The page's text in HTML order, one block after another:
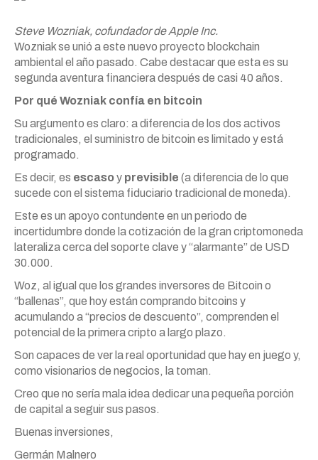
Steve Wozniak, cofundador de Apple Inc.
Wozniak se unió a este nuevo proyecto blockchain
ambiental el año pasado. Cabe destacar que esta es su
segunda aventura financiera después de casi 40 años.
Por qué Wozniak confía en bitcoin
Su argumento es claro: a diferencia de los dos activos
tradicionales, el suministro de bitcoin es limitado y está
programado.
Es decir, es escasoy previsible (a diferencia de lo que
sucede con el sistema fiduciario tradicional de moneda).
Este es un apoyo contundente en un periodo de
incertidumbre donde la cotización de la gran criptomoneda
lateraliza cerca del soporte clave y “alarmante” de USD
30.000.
Woz, al igual que los grandes inversores de Bitcoin o
“ballenas”, que hoy están comprando bitcoins y
acumulando a “precios de descuento”, comprenden el
potencial de la primera cripto a largo plazo.
Son capaces de ver la real oportunidad que hay en juego y,
como visionarios de negocios, la toman.
Creo que no sería mala idea dedicar una pequeña porción
de capital a seguir sus pasos.
Buenas inversiones,
Germán Malnero